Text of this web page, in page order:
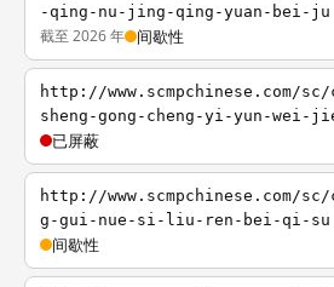
-qing-nu-jing-qing-yuan-bei-ju
截至 2026 年 间歇性
http://www.scmpchinese.com/
sheng-gong-cheng-yi-yun-wei-
已屏蔽
http://www.scmpchinese.com/
g-gui-nue-si-liu-ren-bei-qi-su
间歇性